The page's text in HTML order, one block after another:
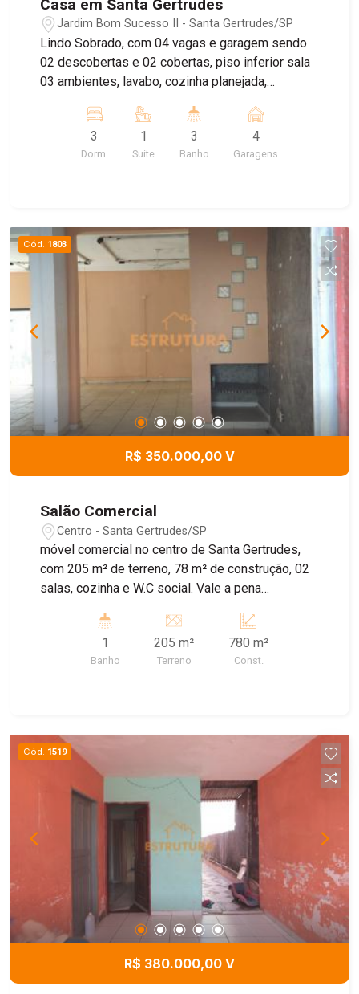
Casa em Santa Gertrudes
Jardim Bom Sucesso II - Santa Gertrudes/SP
Lindo Sobrado, com 04 vagas e garagem sendo
02 descobertas e 02 cobertas, piso inferior sala
03 ambientes, lavabo, cozinha planejada,
social externo. Piso superior 03 dormitórios
sendo 01 suíte com closet e hidro, 01 escritório,
varanda e W.C social, Vale a pena conferir . Aceita
3
Dorm.
1
Suite
3
Banho
4
Garagens
Cód. 1803
R$ 350.000,00 V
Salão Comercial
Centro - Santa Gertrudes/SP
móvel comercial no centro de Santa Gertrudes,
com 205 m² de terreno, 78 m² de construção, 02
salas, cozinha e W.C social. Vale a pena
1
Banho
205 m²
Terreno
780 m²
Const.
Cód. 1519
R$ 380.000,00 V